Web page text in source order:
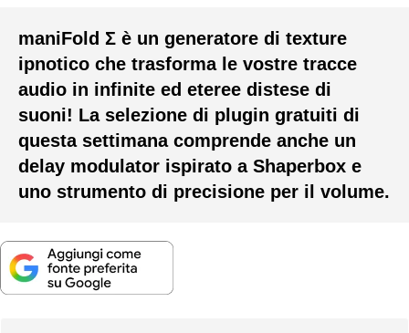
maniFold Σ è un generatore di texture
ipnotico che trasforma le vostre tracce
audio in infinite ed eteree distese di
suoni! La selezione di plugin gratuiti di
questa settimana comprende anche un
delay modulator ispirato a Shaperbox e
uno strumento di precisione per il volume.